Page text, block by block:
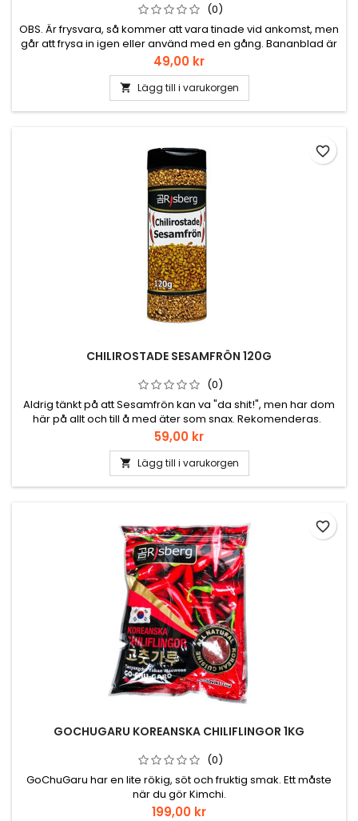
(0)
OBS. Är frysvara, så kommer att vara tinade vid ankomst, men
går att frysa in igen eller använd med en gång. Bananblad är
ett måste till Cochinita Pibil (Den lilla grisen) där man
marinerar köttet och wrappar i bananblad och sedan lager i
en grop i marken. Själv har jag ingen grop, så lagar i lerkruka i
ugnen. Här e en liten video med Rick Bayless som...
Pris
49,00 kr
 Lägg till i varukorgen
CHILIROSTADE SESAMFRÖN 120G
(0)
Aldrig tänkt på att Sesamfrön kan va "da shit!", men har dom
här på allt och till å med äter som snax. Rekomenderas.
Pris
59,00 kr
 Lägg till i varukorgen
favorite_border
GOCHUGARU KOREANSKA CHILIFLINGOR 1KG
(0)
GoChuGaru har en lite rökig, söt och fruktig smak. Ett måste
när du gör Kimchi.
Pris
199,00 kr
favorite_border